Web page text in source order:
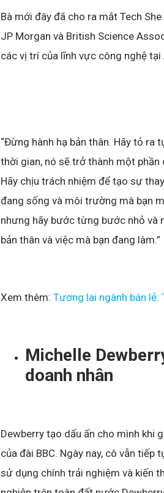
Bà mới đây đã cho ra mắt Tech
JP Morgan và British Science
các vị trí của lĩnh vực công nghệ tại
“Đừng hành hạ bản thân. Hãy tỏ ra
thời gian, nó sẽ trở thành một phần
Hãy chịu trách nhiệm để tạo sự
đang sống và môi trường mà bạn
nhưng hãy bước từng bước nhỏ và
bản thân và việc mà bạn đang làm.”
Xem thêm: Tương lai ngành bán
Michelle
doanh nhân
Dewberry tạo dấu ấn cho mình khi
của đài BBC. Ngày nay, cô vẫn
sử dụng chính trải nghiệm và kiến